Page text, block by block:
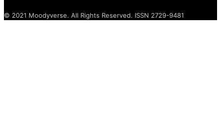
© 2021 Moodyverse. All Rights Reserved. ISSN 2729-9481